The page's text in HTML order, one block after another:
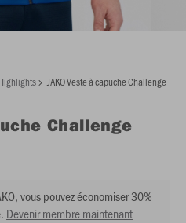
Highlights JAKO Veste à capuche Challenge
Challenge
vous pouvez économiser 30%
Devenir membre maintenant